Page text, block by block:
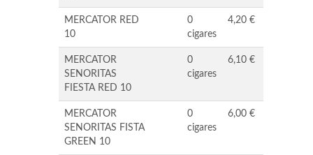
MERCATOR RED
10
0
cigares
4,20 €
MERCATOR
SENORITAS
FIESTA RED 10
0
cigares
6,10 €
MERCATOR
SENORITAS FISTA
GREEN 10
0
cigares
6,00 €